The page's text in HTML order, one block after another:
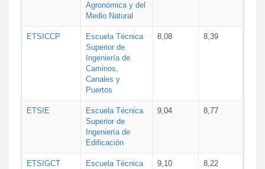
Agronómica y del
Medio Natural
ETSICCP
Escuela Técnica
Superior de
Ingeniería de
Caminos,
Canales y
Puertos
8,08 8,39
ETSIE
Escuela Técnica
Superior de
Ingeniería de
Edificación
9,04 8,77
ETSIGCT
Escuela Técnica
9,10 8,22